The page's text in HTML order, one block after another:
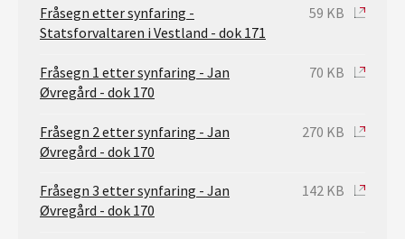
Fråsegn etter synfaring -
Statsforvaltaren i Vestland - dok 171
59 KB
Fråsegn 1 etter synfaring - Jan
Øvregård - dok 170
70 KB
Fråsegn 2 etter synfaring - Jan
Øvregård - dok 170
270 KB
Fråsegn 3 etter synfaring - Jan
Øvregård - dok 170
142 KB